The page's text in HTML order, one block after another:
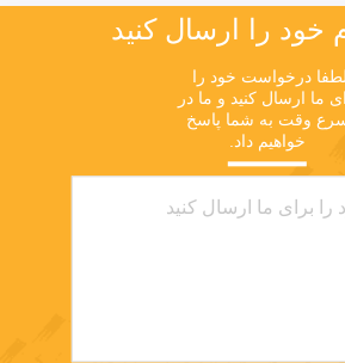
خود را ارسال کنید
خواهیم داد.